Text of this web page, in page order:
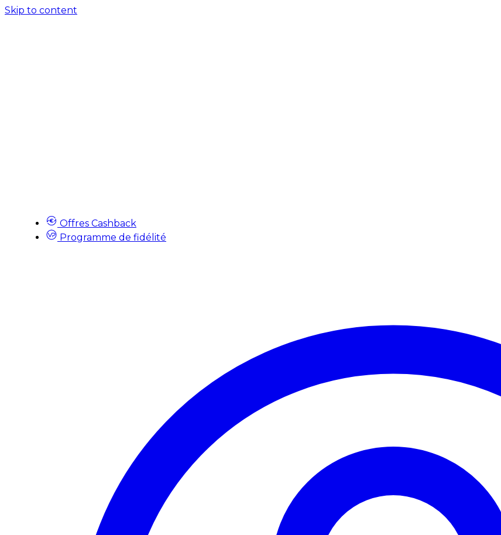
Skip to content
Offres Cashback
Programme de fidélité